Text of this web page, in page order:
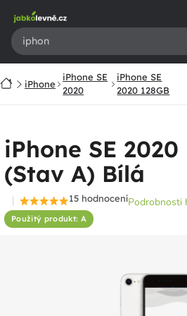
obsah
DomůiPhone
iPhone SE
2020
iPhone SE
2020 128GB
iPhone SE 2020
(Stav A) Bílá
Použitý produkt: A
Průměrné
hodnocení
15 hodnoceníPodrobnosti